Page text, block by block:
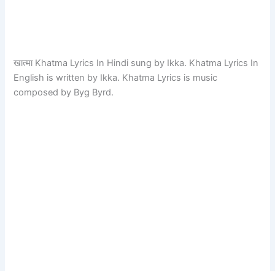
खात्मा Khatma Lyrics In Hindi sung by Ikka. Khatma Lyrics In
English is written by Ikka. Khatma Lyrics is music
composed by Byg Byrd.